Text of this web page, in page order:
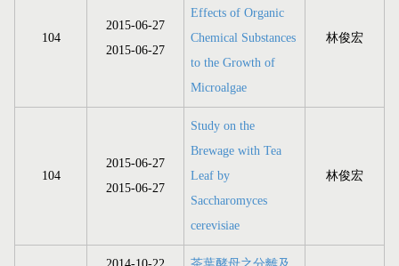
104
2015-06-27
2015-06-27
Effects of Organic
Chemical Substances
to the Growth of
Microalgae
林俊宏
104
2015-06-27
2015-06-27
Study on the
Brewage with Tea
Leaf by
Saccharomyces
cerevisiae
林俊宏